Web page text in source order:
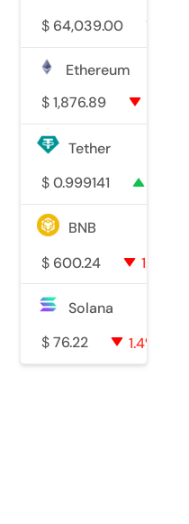
$ 64,039.00
Ethereum
$1,876.89
Tether
$0.999141
BNB
$ 600.24 1.3%
Solana
$76.22 1.4%